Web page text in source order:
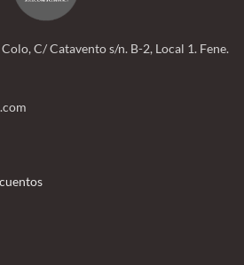
C/ Catavento s/n. B-2, Local 1. Fene.